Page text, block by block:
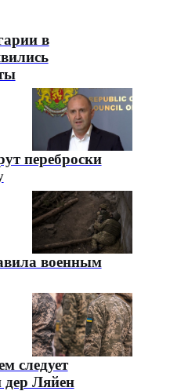
в
переброски
военным
следует
дер Ляйен